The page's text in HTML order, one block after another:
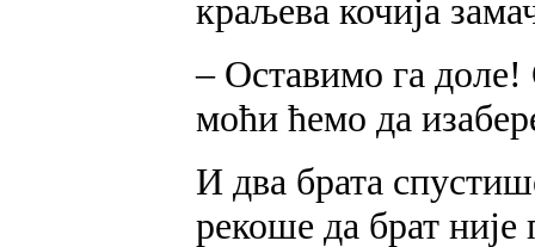
краљева кочија
– Оставимо га доле!
моћи ћемо да
И два брата
рекоше да брат није